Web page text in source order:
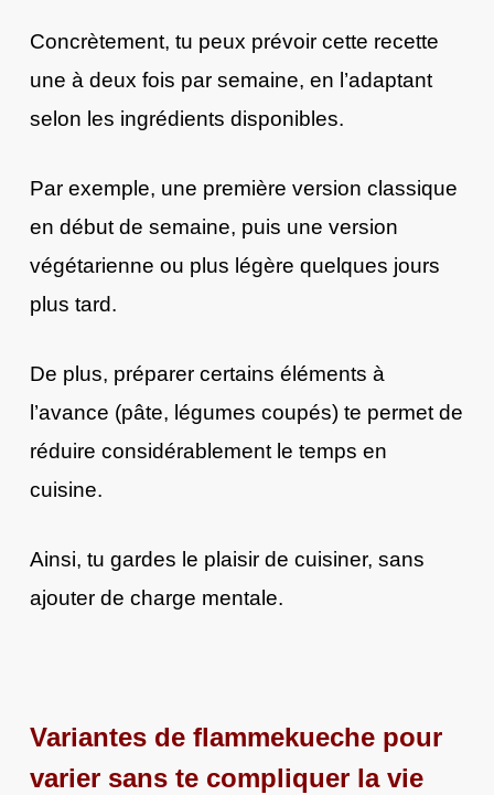
Concrètement, tu peux prévoir cette recette
une à deux fois par semaine, en l’adaptant
selon les ingrédients disponibles.
Par exemple, une première version classique
en début de semaine, puis une version
végétarienne ou plus légère quelques jours
plus tard.
De plus, préparer certains éléments à
l’avance (pâte, légumes coupés) te permet de
réduire considérablement le temps en
cuisine.
Ainsi, tu gardes le plaisir de cuisiner, sans
ajouter de charge mentale.
Variantes de flammekueche pour
varier sans te compliquer la vie